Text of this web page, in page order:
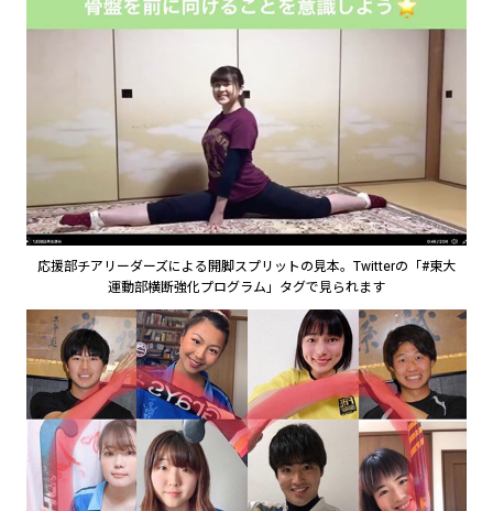
応援部チアリーダーズによる開脚スプリットの見本。Twitterの「#東大
運動部横断強化プログラム」タグで見られます